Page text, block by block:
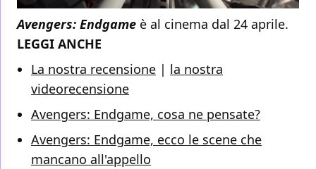
Avengers: Endgame è al cinema dal 24 aprile.
LEGGI ANCHE
La nostra recensione | la nostra
videorecensione
Avengers: Endgame, cosa ne pensate?
Avengers: Endgame, ecco le scene che
mancano all'appello